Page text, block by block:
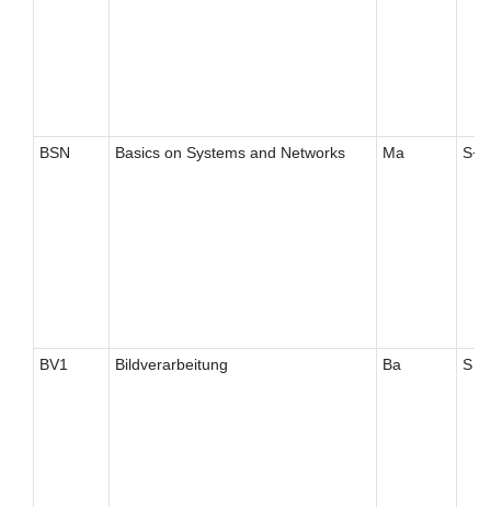
BSN Basics on Systems and Networks Ma
BV1 Bildverarbeitung Ba S